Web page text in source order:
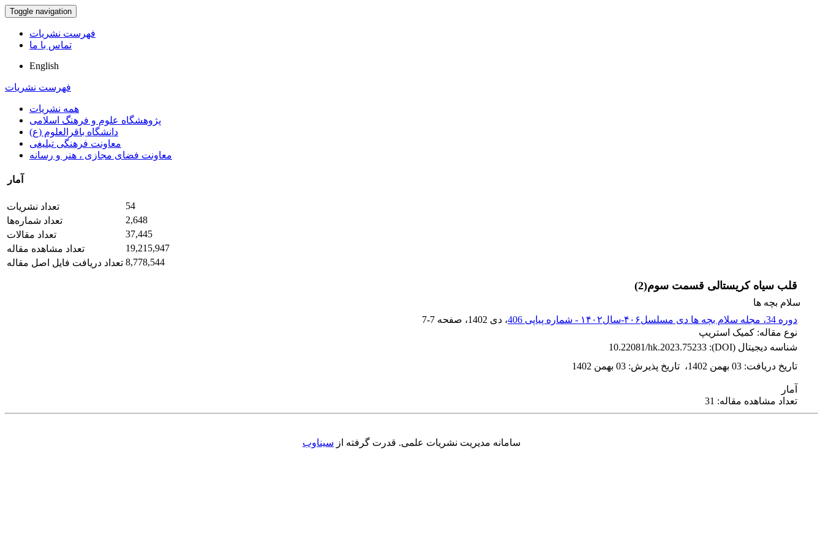
Toggle navigation
فهرست نشریات
تماس با ما
English
فهرست نشریات
همه نشریات
پژوهشگاه علوم و فرهنگ اسلامی
دانشگاه باقرالعلوم (ع)
معاونت فرهنگی تبلیغی
معاونت فضای مجازی ، هنر و رسانه
آمار
تعداد نشریات
54
تعداد شماره‌ها
2,648
تعداد مقالات
37,445
تعداد مشاهده مقاله
19,215,947
تعداد دریافت فایل اصل مقاله 8,778,544
قلب سیاه کریستالی قسمت سوم(2)
سلام بچه ها
دوره 34، مجله سلام بچه ها دی مسلسل۴۰۶-سال۱۴۰۲ - شماره پیاپی 406
، دی 1402 ، صفحه 7-7
نوع مقاله: کمیک استریپ
شناسه دیجیتال (DOI):
10.22081/hk.2023.75233
تاریخ دریافت: 03 بهمن 1402 ، تاریخ پذیرش: 03 بهمن 1402
آمار
تعداد مشاهده مقاله: 31
سامانه مدیریت نشریات علمی. قدرت گرفته از سیناوب